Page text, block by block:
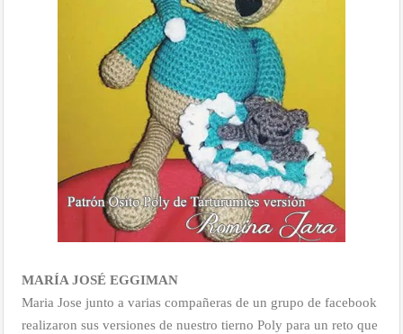
MARÍA JOSÉ EGGIMAN
Maria Jose junto a varias compañeras de un grupo de facebook
realizaron sus versiones de nuestro tierno Poly para un reto que